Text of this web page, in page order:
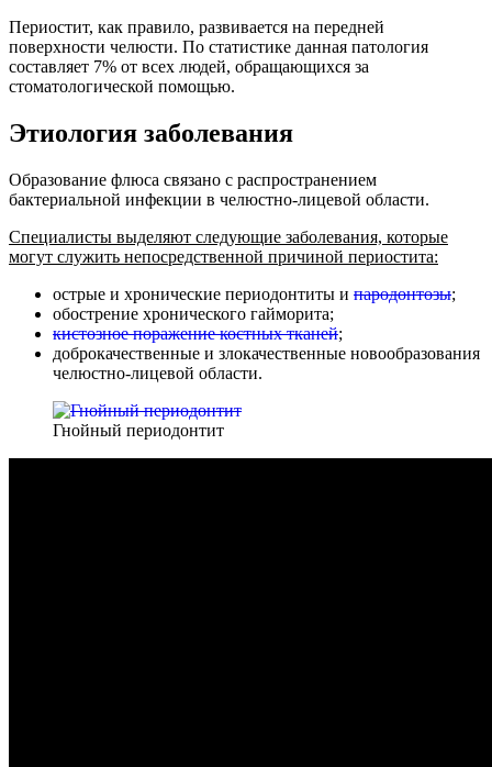
Периостит, как правило, развивается на передней
поверхности челюсти. По статистике данная патология
составляет 7% от всех людей, обращающихся за
стоматологической помощью.
Этиология заболевания
Образование флюса связано с распространением
бактериальной инфекции в челюстно-лицевой области.
Специалисты выделяют следующие заболевания, которые
могут служить непосредственной причиной периостита:
острые и хронические периодонтиты и пародонтозы;
обострение хронического гайморита;
кистозное поражение костных тканей;
доброкачественные и злокачественные новообразования
челюстно-лицевой области.
Гнойный периодонтит